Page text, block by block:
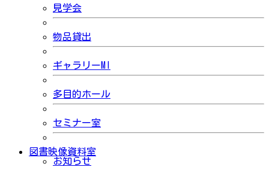
見学会
物品貸出
ギャラリーMI
多目的ホール
セミナー室
図書映像資料室
お知らせ